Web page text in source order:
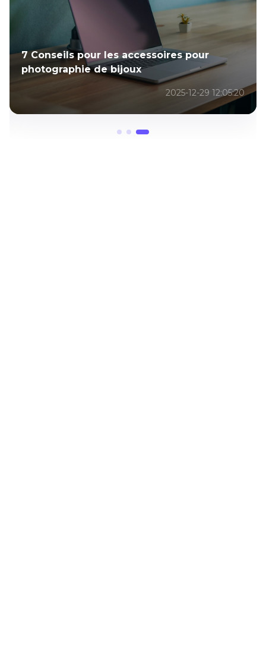
7 Conseils pour les accessoires pour
photographie de bijoux
2025-12-29 12:05:20